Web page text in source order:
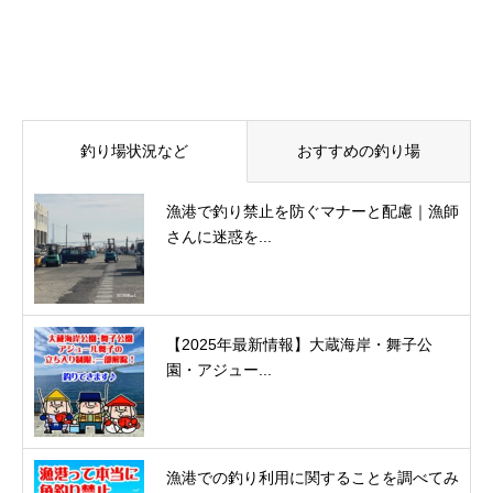
釣り場状況など おすすめの釣り場
漁港で釣り禁止を防ぐマナーと配慮｜漁師
さんに迷惑を...
【2025年最新情報】大蔵海岸・舞子公
園・アジュー...
漁港での釣り利用に関することを調べてみ